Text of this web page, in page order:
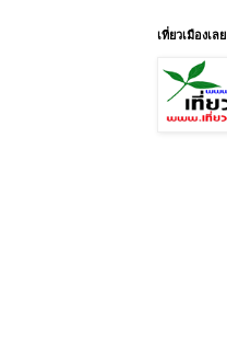
เที่ยวเมืองเลย